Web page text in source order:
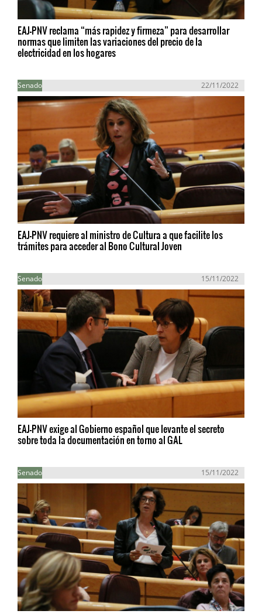
EAJ-PNV reclama “más rapidez y firmeza” para desarrollar
normas que limiten las variaciones del precio de la
electricidad en los hogares
Senado 22/11/2022
EAJ-PNV requiere al ministro de Cultura a que facilite los
trámites para acceder al Bono Cultural Joven
Senado 15/11/2022
EAJ-PNV exige al Gobierno español que levante el secreto
sobre toda la documentación en torno al GAL
Senado 15/11/2022